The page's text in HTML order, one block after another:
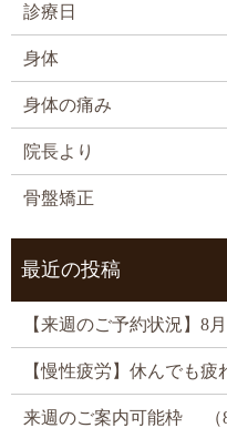
診療日
身体
身体の痛み
院長より
骨盤矯正
最近の投稿
【来週のご予約状況】8
【慢性疲労】休んでも
来週のご案内可能枠 （8